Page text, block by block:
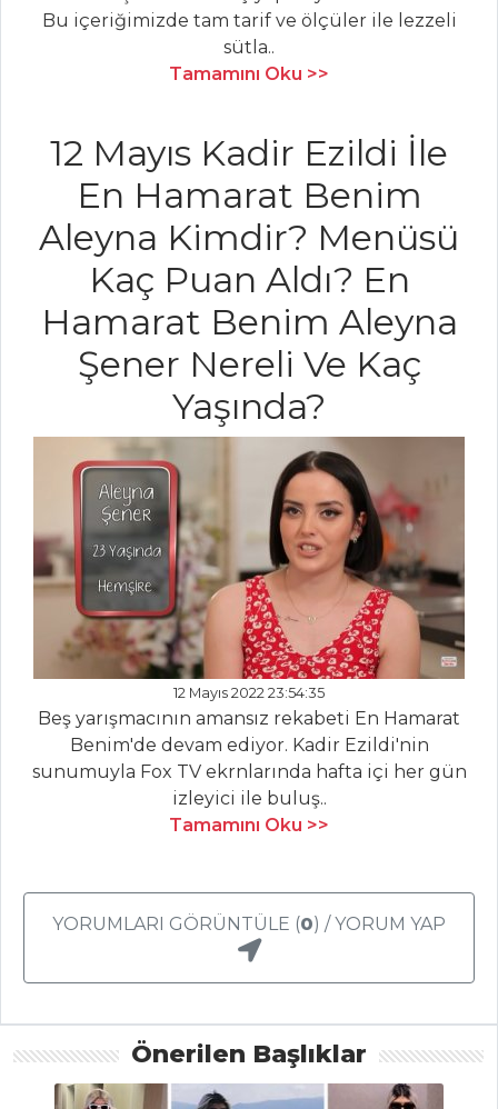
KUZU ETLİ
CİĞER TAPLAMA
Tarifleri
MASTERCHEF
En pratik ve leziz
piimasupp nasıl
En lezzetli dana
nuar rosto tarifi
En pratik tavada
zargana nasıl
yapılır?
Masterchef Tüm
Tarifleri
SALATALAR
Zeytinyağlı
Kabak Çiçeği
Dolması
Zeytinyağlı Ege
Otları Salatası
Tarifleri
PILAV VE
MAKARNA
Bu içeriğimizde tam tarif ve ölçüler ile lezzeli
sütla..
Tamamını Oku >>
12 Mayıs Kadir Ezildi İle
En Hamarat Benim
Aleyna Kimdir? Menüsü
Kaç Puan Aldı? En
Hamarat Benim Aleyna
Şener Nereli Ve Kaç
Yaşında?
12 Mayıs 2022 23:54:35
Beş yarışmacının amansız rekabeti En Hamarat
Benim'de devam ediyor. Kadir Ezildi'nin
sunumuyla Fox TV ekrnlarında hafta içi her gün
izleyici ile buluş..
Tamamını Oku >>
YORUMLARI GÖRÜNTÜLE (0
Önerilen Başlıklar